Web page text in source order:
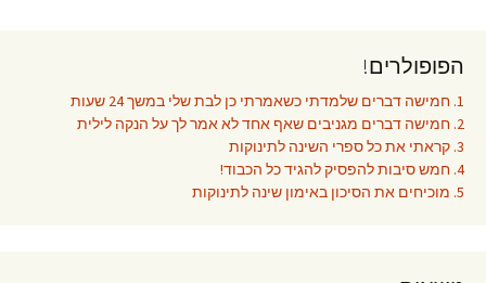
הפופולרים!
1. חמישה דברים שלמדתי כשאמרתי כן לבת שלי במשך 24 שעות
2. חמישה דברים מגניבים שאף אחד לא אמר לך על הנקה לילית
3. קראתי את כל ספרי השינה לתינוקות
4. חמש סיבות להפסיק להגיד כל הכבוד!
5. מוכיחים את הסיכון באימון שינה לתינוקות